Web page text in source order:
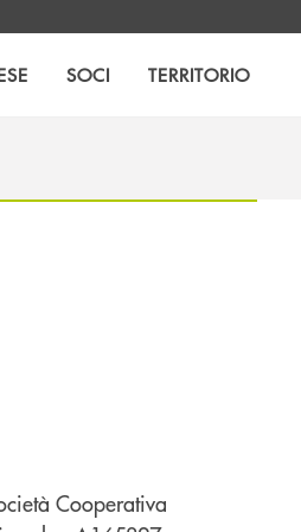
SOCI TERRITORIO
Cooperativa